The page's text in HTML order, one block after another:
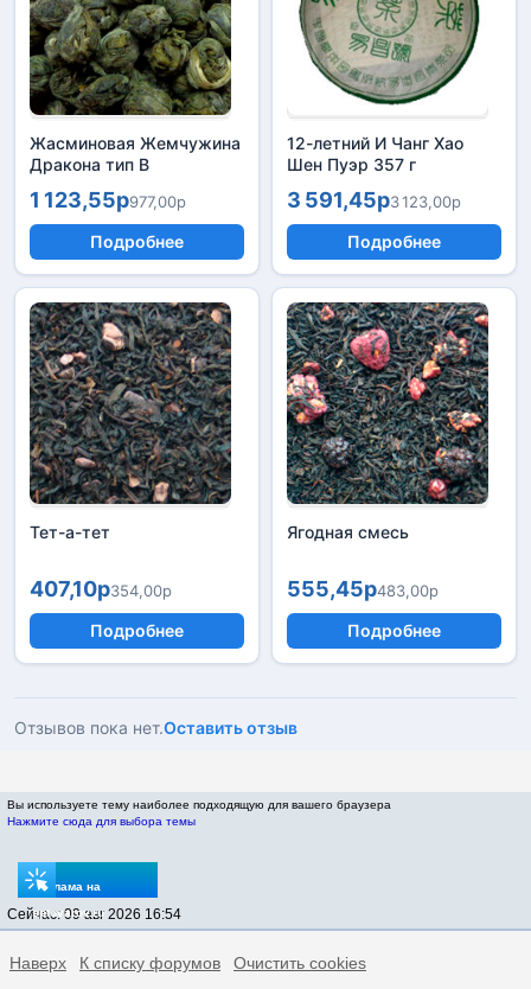
Жасминовая Жемчужина
Дракона тип В
1 123,55р977,00р
Подробнее
12-летний И Чанг Хао
Шен Пуэр 357 г
3 591,45р3 123,00р
Подробнее
Тет-а-тет
407,10р354,00р
Подробнее
Ягодная смесь
555,45р483,00р
Подробнее
Отзывов пока нет.Оставить отзыв
Вы используете тему наиболее подходящую для вашего браузера
Нажмите сюда для выбора темы
Реклама на
sptovarov.ru
Сейчас: 09 авг 2026 16:54
Наверх К списку форумов
Очистить cookies